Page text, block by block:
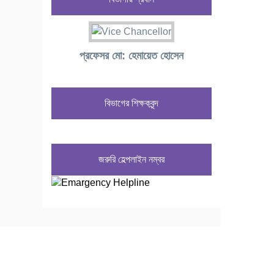
প্রফেসর মো: হেমায়েত হোসেন
বিভাগের শিক্ষকবৃন্দ
জরুরি হেল্পলাইন নম্বর